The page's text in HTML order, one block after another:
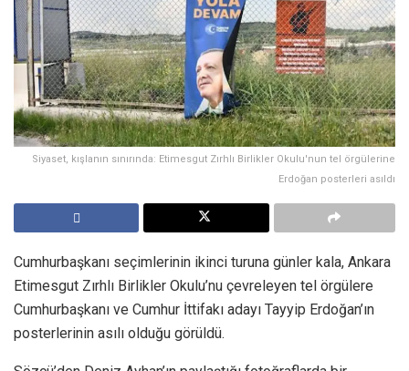
Siyaset, kışlanın sınırında: Etimesgut Zırhlı Birlikler Okulu'nun tel örgülerine
Erdoğan posterleri asıldı
Cumhurbaşkanı seçimlerinin ikinci turuna günler kala, Ankara
Etimesgut Zırhlı Birlikler Okulu’nu çevreleyen tel örgülere
Cumhurbaşkanı ve Cumhur İttifakı adayı Tayyip Erdoğan’ın
posterlerinin asılı olduğu görüldü.